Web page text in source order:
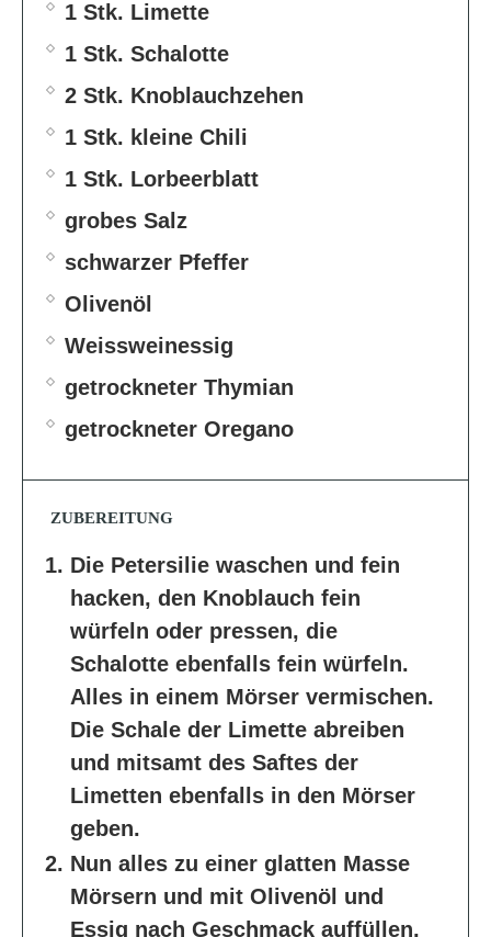
1 Stk. Limette
1 Stk. Schalotte
2 Stk. Knoblauchzehen
1 Stk. kleine Chili
1 Stk. Lorbeerblatt
grobes Salz
schwarzer Pfeffer
Olivenöl
Weissweinessig
getrockneter Thymian
getrockneter Oregano
ZUBEREITUNG
Die Petersilie waschen und fein
hacken, den Knoblauch fein
würfeln oder pressen, die
Schalotte ebenfalls fein würfeln.
Alles in einem Mörser vermischen.
Die Schale der Limette abreiben
und mitsamt des Saftes der
Limetten ebenfalls in den Mörser
geben.
Nun alles zu einer glatten Masse
Mörsern und mit Olivenöl und
Essig nach Geschmack auffüllen,